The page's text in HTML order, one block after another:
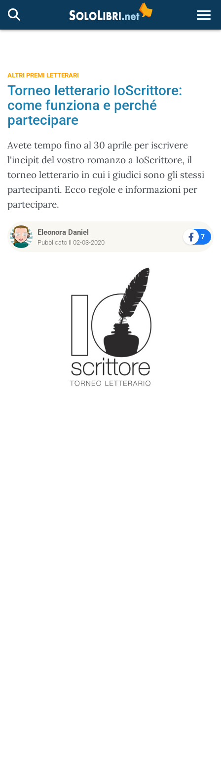
ALTRI PREMI LETTERARI
Torneo letterario IoScrittore:
come funziona e perché
partecipare
Avete tempo fino al 30 aprile per iscrivere
l'incipit del vostro romanzo a IoScrittore, il
torneo letterario in cui i giudici sono gli stessi
partecipanti. Ecco regole e informazioni per
partecipare.
Eleonora Daniel
Pubblicato il 02-03-2020
7